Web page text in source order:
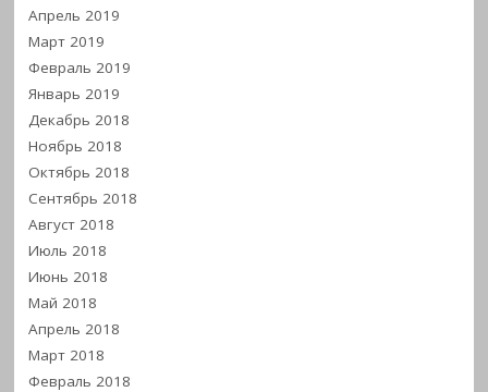
Апрель 2019
Март 2019
Февраль 2019
Январь 2019
Декабрь 2018
Ноябрь 2018
Октябрь 2018
Сентябрь 2018
Август 2018
Июль 2018
Июнь 2018
Май 2018
Апрель 2018
Март 2018
Февраль 2018